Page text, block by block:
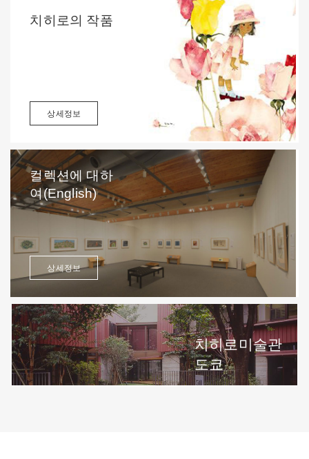
치히로의 작품
상세정보
컬렉션에 대하
여(English)
상세정보
치히로미술관
도쿄